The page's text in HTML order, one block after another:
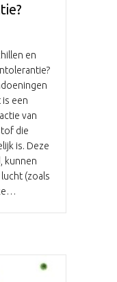
en
is een
van
die
is. Deze
kunnen
(zoals